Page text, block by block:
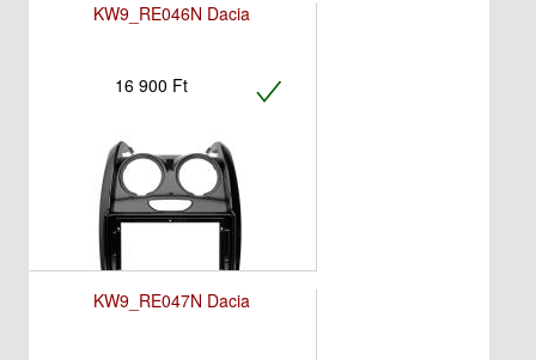
KW9_RE046N Dacia
16 900 Ft
KW9_RE047N Dacia